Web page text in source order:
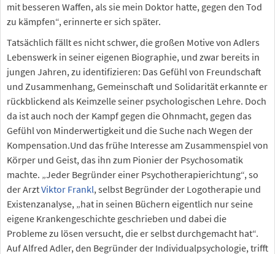
mit besseren Waffen, als sie mein Doktor hatte, gegen den Tod
zu kämpfen“, erinnerte er sich später.
Tatsächlich fällt es nicht schwer, die großen Motive von Adlers
Lebenswerk in seiner eigenen Biographie, und zwar bereits in
jungen Jahren, zu identifizieren: Das Gefühl von Freundschaft
und Zusammenhang, Gemeinschaft und Solidarität erkannte er
rückblickend als Keimzelle seiner psychologischen Lehre. Doch
da ist auch noch der Kampf gegen die Ohnmacht, gegen das
Gefühl von Minderwertigkeit und die Suche nach Wegen der
Kompensation.Und das frühe Interesse am Zusammenspiel von
Körper und Geist, das ihn zum Pionier der Psychosomatik
machte. „Jeder Begründer einer Psychotherapierichtung“, so
der ArztViktor Frankl, selbst Begründer der Logotherapie und
Existenzanalyse, „hat in seinen Büchern eigentlich nur seine
eigene Krankengeschichte geschrieben und dabei die
Probleme zu lösen versucht, die er selbst durchgemacht hat“.
Auf Alfred Adler, den Begründer der Individualpsychologie, trifft